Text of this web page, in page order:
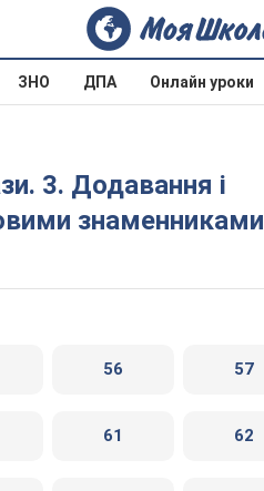
ЗНО ДПА Онлайн уроки
знаменниками
56 57
61 62